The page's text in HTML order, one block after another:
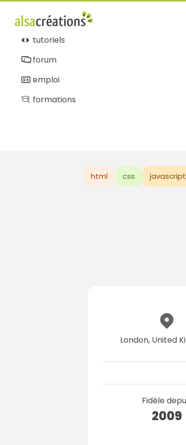
tutoriels
forum
emploi
formations
html css javascript
London, United
Fidèle
2009